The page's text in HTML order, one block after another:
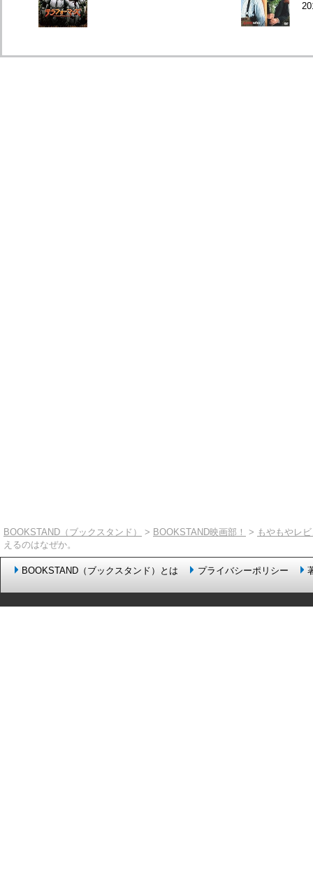
BOOKSTAND（ブックスタンド） > BOOKSTAND映画部！ > もやもやレ
えるのはなぜか。
BOOKSTAND（ブックスタンド）とは プライバシーポリシー